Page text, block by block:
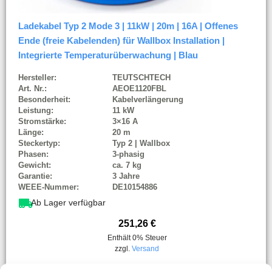
Ladekabel Typ 2 Mode 3 | 11kW | 20m | 16A | Offenes
Ende (freie Kabelenden) für Wallbox Installation |
Integrierte Temperaturüberwachung | Blau
Hersteller:
TEUTSCHTECH
Art. Nr.:
AEOE1120FBL
Besonderheit:
Leistung:
Kabelverlängerung
11 kW
Stromstärke:
Länge:
3×16 A
20 m
Steckertyp:
Phasen:
Typ 2 | Wallbox
3-phasig
Gewicht:
Garantie:
ca. 7 kg
3 Jahre
WEEE-Nummer:
DE10154886
Ab Lager verfügbar
251,26 €
Enthält 0% Steuer
zzgl. Versand